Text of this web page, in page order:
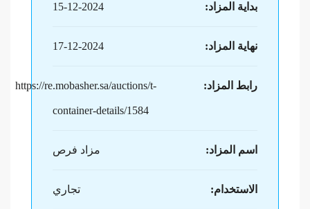
بداية المزاد: 15-12-2024
نهاية المزاد: 17-12-2024
رابط المزاد: https://re.mobasher.sa/auctions/t-
container-details/1584
اسم المزاد: مزاد فرص
الاستخدام: تجاري